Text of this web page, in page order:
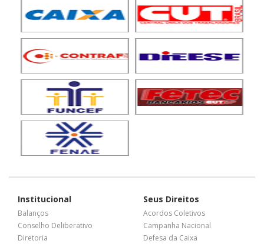
Institucional
Balanços
Conselho Deliberativo
Diretoria
Seus Direitos
Acordos Coletivos
Campanha Nacional
Defesa da Caixa